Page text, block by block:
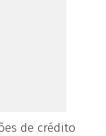
de crédito